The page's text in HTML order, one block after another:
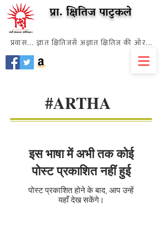
प्रा. क्षितिज पाटुकले
प्रवास... ज्ञात क्षितिजसे अज्ञात क्षितिज की ओर...
#ARTHA
इस भाषा में अभी तक कोई
पोस्ट प्रकाशित नहीं हुई
पोस्ट प्रकाशित होने के बाद, आप उन्हें
यहाँ देख सकेंगे।